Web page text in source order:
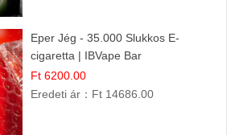
Eper Jég - 35.000 Slukkos E-
cigaretta | IBVape Bar
Ft 6200.00
Eredeti ár： Ft 14686.00